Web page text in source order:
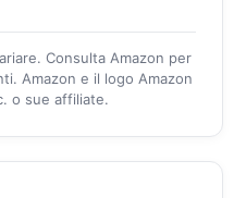
Consulta Amazon per
Amazon e il logo Amazon
o sue affiliate.